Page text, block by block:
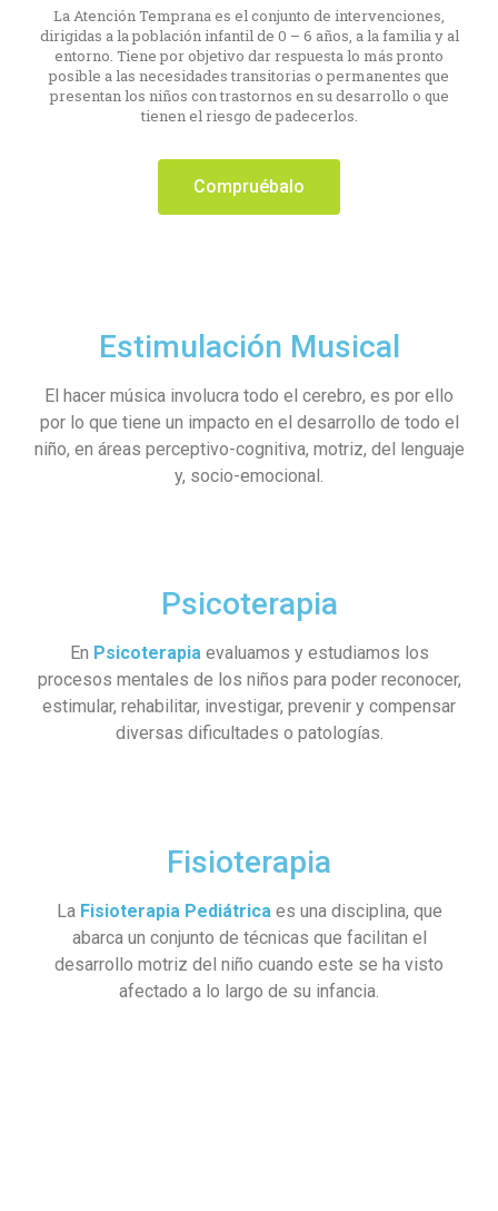
La Atención Temprana es el conjunto de intervenciones,
dirigidas a la población infantil de 0 – 6 años, a la familia y al
entorno. Tiene por objetivo dar respuesta lo más pronto
posible a las necesidades transitorias o permanentes que
presentan los niños con trastornos en su desarrollo o que
tienen el riesgo de padecerlos.
Compruébalo
Estimulación Musical
El hacer música involucra todo el cerebro, es por ello
por lo que tiene un impacto en el desarrollo de todo el
niño, en áreas perceptivo-cognitiva, motriz, del lenguaje
y, socio-emocional.
Psicoterapia
En Psicoterapiaevaluamos y estudiamos los
procesos mentales de los niños para poder reconocer,
estimular, rehabilitar, investigar, prevenir y compensar
diversas dificultades o patologías.
Fisioterapia
La Fisioterapia Pediátrica es una disciplina, que
abarca un conjunto de técnicas que facilitan el
desarrollo motriz del niño cuando este se ha visto
afectado a lo largo de su infancia.